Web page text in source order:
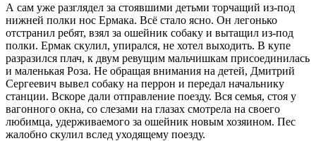
А сам уже разглядел за стоявшими детьми торчащий из-под
нижней полки нос Ермака. Всё стало ясно. Он легонько
отстранил ребят, взял за ошейник собаку и вытащил из-под
полки. Ермак скулил, упирался, не хотел выходить. В купе
разразился плач, к двум ревущим мальчишкам присоединилась
и маленькая Роза. Не обращая внимания на детей, Дмитрий
Сергеевич вывел собаку на перрон и передал начальнику
станции. Вскоре дали отправление поезду. Вся семья, стоя у
вагонного окна, со слезами на глазах смотрела на своего
любимца, удерживаемого за ошейник новым хозяином. Пес
жалобно скулил вслед уходящему поезду.